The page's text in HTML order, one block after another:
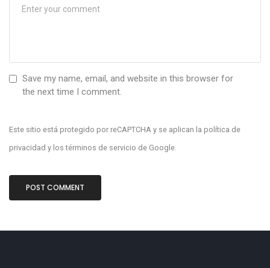
Save my name, email, and website in this browser for
the next time I comment.
Este sitio está protegido por reCAPTCHA y se aplican la política de
privacidad y lostérminos de servicio de Google.